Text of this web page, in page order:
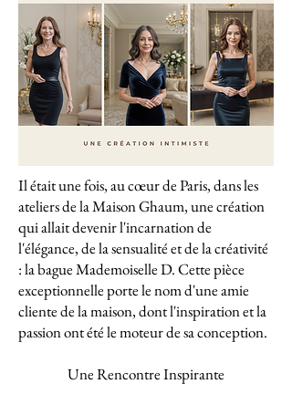
Il était une fois, au cœur de Paris, dans les
ateliers de la Maison Ghaum, une création
qui allait devenir l'incarnation de
l'élégance, de la sensualité et de la créativité
: la bague Mademoiselle D. Cette pièce
exceptionnelle porte le nom d'une amie
cliente de la maison, dont l'inspiration et la
passion ont été le moteur de sa conception.
Une Rencontre Inspirante